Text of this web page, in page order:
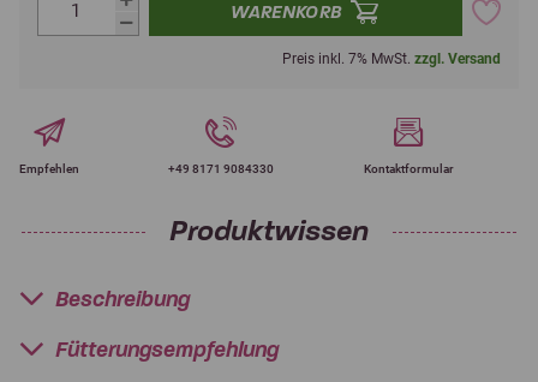
WARENKORB
Preis inkl. 7% MwSt. zzgl. Versand
Empfehlen +49 8171 9084330 Kontaktformular
Produktwissen
Beschreibung
Fütterungsempfehlung